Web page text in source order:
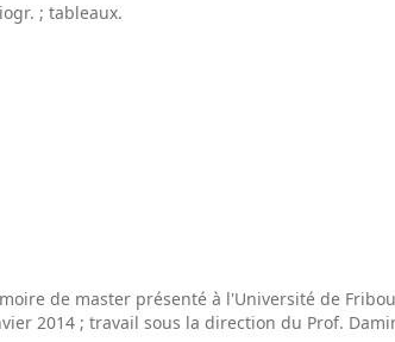
; tableaux.
de master présenté à l'Université de
2014 ; travail sous la direction du Prof.